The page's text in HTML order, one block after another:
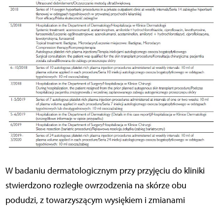
W badaniu dermatologicznym przy przyjęciu do kliniki
stwierdzono rozległe owrzodzenia na skórze obu
podudzi, z towarzyszącym wysiękiem i zmianami